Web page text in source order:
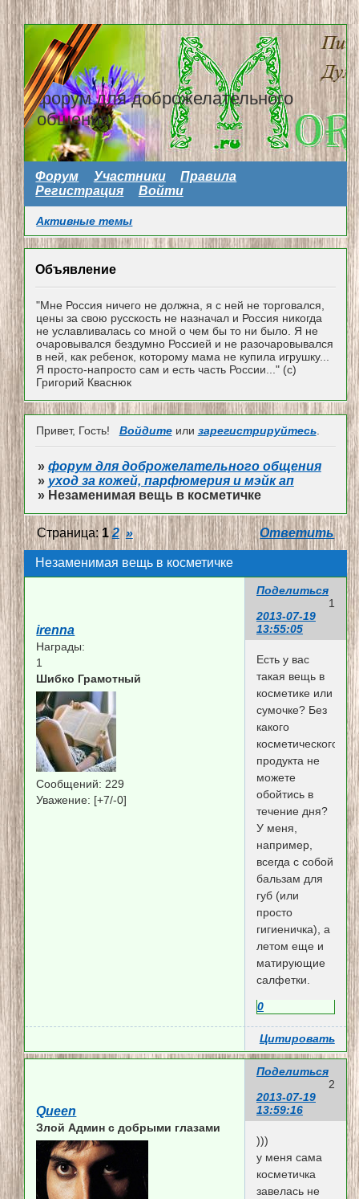
форум для доброжелательного
общения
Форум Участники
Правила
Регистрация
Войти
Активные темы
Объявление
"Мне Россия ничего не должна, я с ней не торговался,
цены за свою русскость не назначал и Россия никогда
не уславливалась со мной о чем бы то ни было. Я не
очаровывался бездумно Россией и не разочаровывался
в ней, как ребенок, которому мама не купила игрушку...
Я просто-напросто сам и есть часть России..." (с)
Григорий Кваснюк
Привет, Гость! Войдитеили зарегистрируйтесь.
» форум для доброжелательного общения
» уход за кожей, парфюмерия и мэйк ап
» Незаменимая вещь в косметичке
Незаменимая вещь в косметичке
Страница:1 2 » Ответить
Поделиться
1
2013-07-19
13:55:05
irenna
Награды:
1
Шибко Грамотный
Сообщений: 229
Уважение: [+7/-0]
Есть у вас
такая вещь в
косметике или
сумочке? Без
какого
косметического
продукта не
можете
обойтись в
течение дня?
У меня,
например,
всегда с собой
бальзам для
губ (или
просто
гигиеничка), а
летом еще и
матирующие
салфетки.
0
Цитировать
Поделиться
2
2013-07-19
13:59:16
Queen
Злой Админ c добрыми глазами
)))
у меня сама
косметичка
завелась не